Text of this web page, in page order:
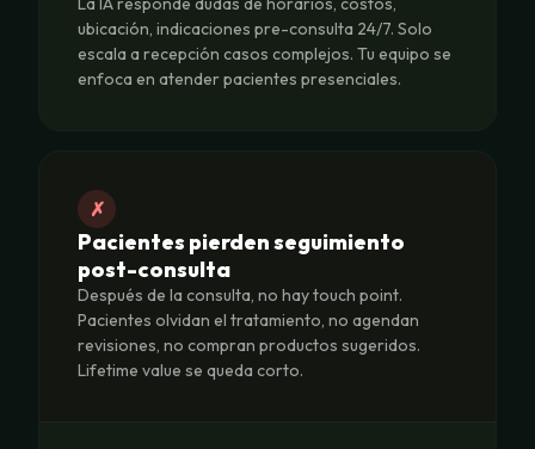
ubicación, indicaciones pre-consulta 24/7. Solo
escala a recepción casos complejos. Tu equipo se
enfoca en atender pacientes presenciales.
✗
Pacientes pierden seguimiento
post-consulta
Después de la consulta, no hay touch point.
Pacientes olvidan el tratamiento, no agendan
revisiones, no compran productos sugeridos.
Lifetime value se queda corto.